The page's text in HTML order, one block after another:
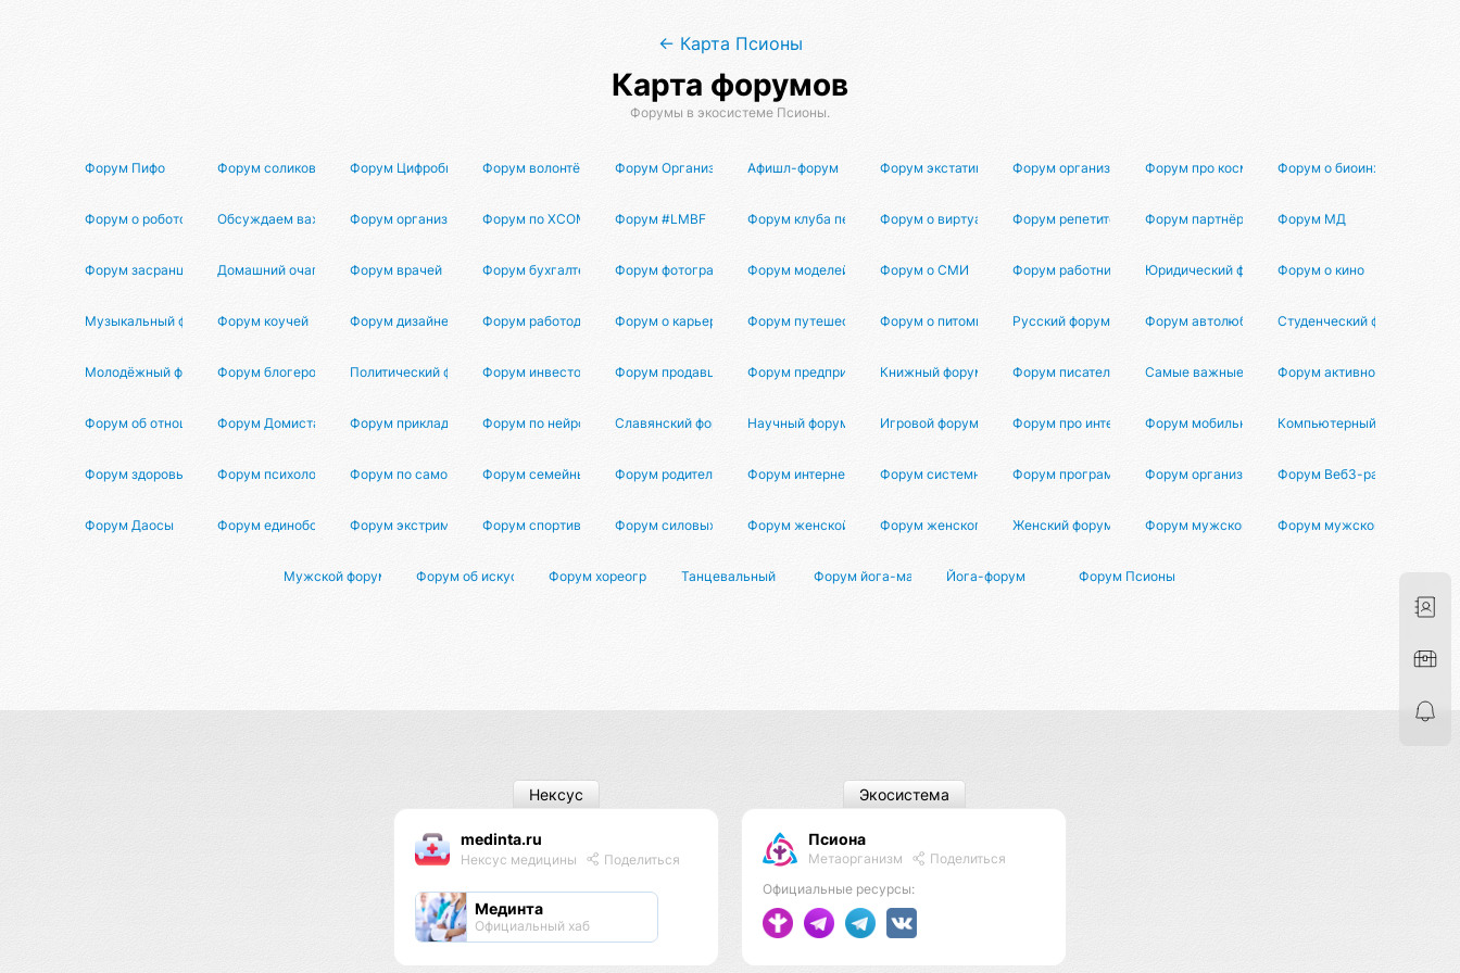
← Карта Псионы
Карта форумов
Форумы в экосистеме Псионы.
Форум Пифо Форум соликов Форум ЦифробществаФорум волонтёров Форум ОрганизаторовАфишл-форум Форум экстатик-диджеевФорум организаторовФорум про космос Форум о биоинженерии
Форум о робототехникеОбсуждаем важное Форум организаторовФорум по XCOM 3 Форум #LMBF Форум клуба перемирияФорум о виртуальной реальности
Форум репетиторов Форум партнёров Маркетун
Форум МД
Форум засранцев Домашний очаг Форум врачей Форум бухгалтеров Форум фотографов Форум моделей Форум о СМИ Форум работников СМИЮридический форум Форум о кино
Музыкальный форумФорум коучей Форум дизайнеров Форум работодателейФорум о карьере и работеФорум путешественниковФорум о питомцах Русский форум Форум автолюбителейСтуденческий форум
Молодёжный форум Форум блогеров Политический форумФорум инвесторов Форум продавцов маркетплейсовФорум предпринимателейКнижный форум Форум писателей Самые важные вопросыФорум активного отдыха
Форум об отношенияхФорум Домиста Форум прикладной наукиФорум по нейросетямСлавянский форум Научный форум Игровой форум Форум про интернет Форум мобильных устройствКомпьютерный форум
Форум здоровья Форум психологов Форум по саморазвитиюФорум семейных отношенийФорум родителей Форум интернет-маркетингаФорум системных администраторов
Форум программистовФорум организаторов мероприятий
Форум Веб3-разработчиков
Форум Даосы Форум единоборств Форум экстримального спортаФорум спортивных игрФорум силовых тренировокФорум женской жизниФорум женского здоровьяЖенский форум о мужчинахФорум мужской жизниФорум мужского здоровья
Мужской форум о женщинахФорум об искусстве Форум хореографов Танцевальный форумФорум йога-мастеровЙога-форум Форум Псионы
medinta.ru
Нексус медицины Поделиться
Мединта
Официальный хаб
Нексус
Псиона
Метаорганизм
Поделиться
Официальные ресурсы:
Экосистема